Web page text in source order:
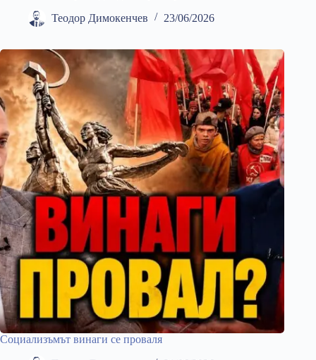
Теодор Димокенчев 23/06/2026
Социализъмът винаги се проваля